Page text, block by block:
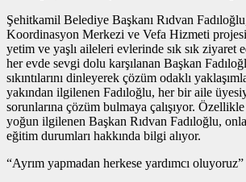
Şehitkamil Belediye Başkanı Rıdvan
Koordinasyon Merkezi ve Vefa Hizmeti
yetim ve yaşlı aileleri evlerinde sık sık ziyaret
her evde sevgi dolu karşılanan Başkan
sıkıntılarını dinleyerek çözüm odaklı
yakından ilgilenen Fadıloğlu, her bir aile
sorunlarına çözüm bulmaya çalışıyor.
yoğun ilgilenen Başkan Rıdvan Fadıloğlu,
eğitim durumları hakkında bilgi alıyor.
“Ayrım yapmadan herkese yardımcı oluyoruz”